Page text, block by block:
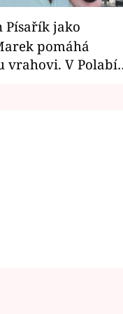
pomáhá
vrahovi. V Polabí